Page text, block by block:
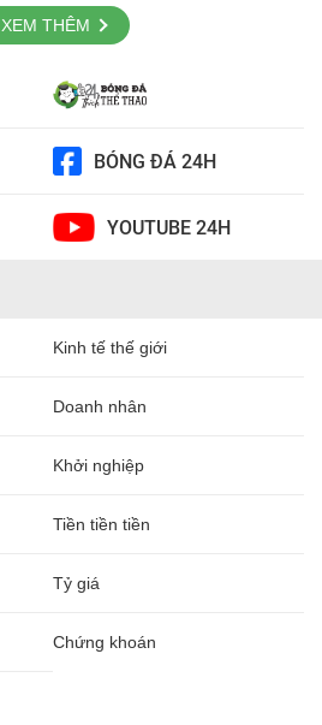
XEM THÊM
BÓNG ĐÁ 24H
YOUTUBE 24H
Kinh tế thế giới
Doanh nhân
Khởi nghiệp
Tiền tiền tiền
Tỷ giá
Chứng khoán